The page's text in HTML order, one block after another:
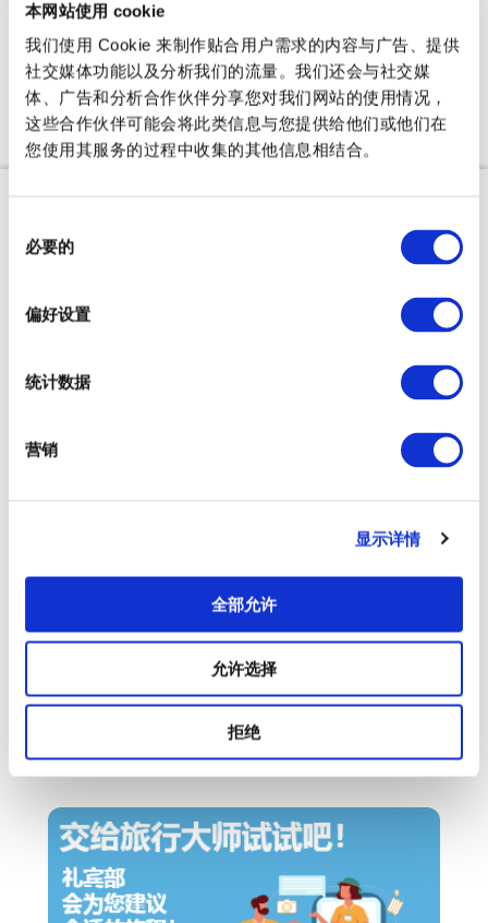
本网站使用 cookie
我们使用 Cookie 来制作贴合用户需求的内容与广告、提供
社交媒体功能以及分析我们的流量。我们还会与社交媒
体、广告和分析合作伙伴分享您对我们网站的使用情况，
这些合作伙伴可能会将此类信息与您提供给他们或他们在
您使用其服务的过程中收集的其他信息相结合。
必要的
偏好设置
统计数据
营销
显示详情
全部允许
允许选择
拒绝
0
确认已选择的景点